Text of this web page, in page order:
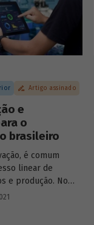
Artigo assinado
e
o
brasileiro
é comum
linear de
e produção. No
depende